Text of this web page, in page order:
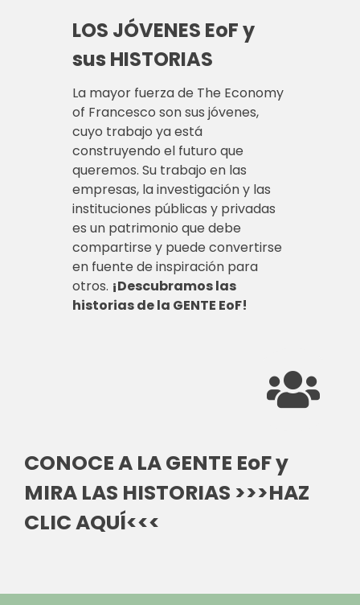
LOS JÓVENES EoF y
sus HISTORIAS
La mayor fuerza de The Economy
of Francesco son sus jóvenes,
cuyo trabajo ya está
construyendo el futuro que
queremos. Su trabajo en las
empresas, la investigación y las
instituciones públicas y privadas
es un patrimonio que debe
compartirse y puede convertirse
en fuente de inspiración para
otros. ¡Descubramos las
historias de la GENTE EoF!
CONOCE A LA GENTE EoF y
MIRA LAS HISTORIAS >>>HAZ
CLIC AQUÍ<<<